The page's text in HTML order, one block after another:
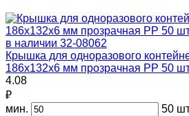
в наличии 32-08062
Крышка для одноразового
186х132х6 мм прозрачная PP 50
4.08
₽
мин.
50